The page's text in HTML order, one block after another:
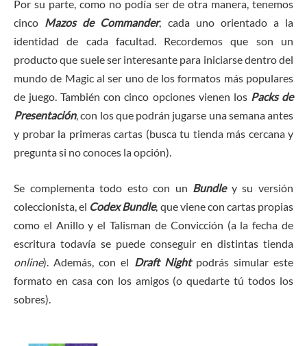
Por su parte, como no podía ser de otra manera, tenemos
cinco Mazos de Commander, cada uno orientado a la
identidad de cada facultad. Recordemos que son un
producto que suele ser interesante para iniciarse dentro del
mundo de Magic al ser uno de los formatos más populares
de juego. También con cinco opciones vienen losPacks de
Presentación, con los que podrán jugarse una semana antes
y probar la primeras cartas (busca tu tienda más cercana y
pregunta si no conoces la opción).
Se complementa todo esto con un Bundley su versión
coleccionista, el Codex Bundle, que viene con cartas propias
como el Anillo y el Talisman de Convicción (a la fecha de
escritura todavía se puede conseguir en distintas tienda
online). Además, con el Draft Nightpodrás simular este
formato en casa con los amigos (o quedarte tú todos los
sobres).